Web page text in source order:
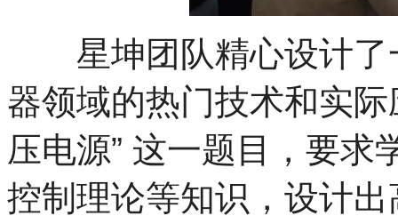
星坤团队精心设计了
器领域的热门技术和实
压电源” 这一题目，要求
控制理论等知识，设计